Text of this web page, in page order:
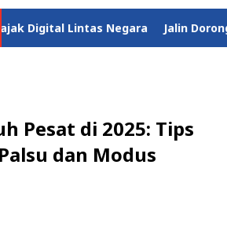
Negara Jalin Dorong Akses
Pesat di 2025: Tips
dan Modus